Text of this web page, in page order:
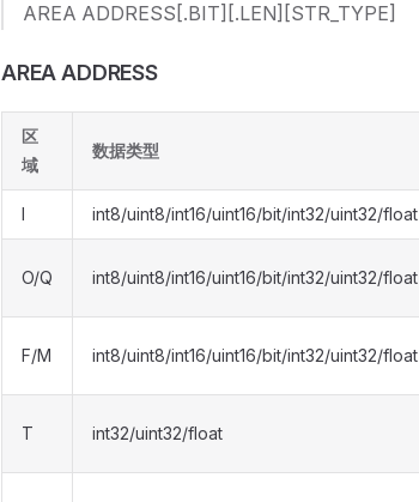
AREA ADDRESS[.BIT][.LEN][STR_TYPE]
AREA ADDRESS
区
域
数据类型
I int8/uint8/int16/uint16/bit/int32/uint32/float
O/Q int8/uint8/int16/uint16/bit/int32/uint32/float
F/M int8/uint8/int16/uint16/bit/int32/uint32/float
T int32/uint32/float